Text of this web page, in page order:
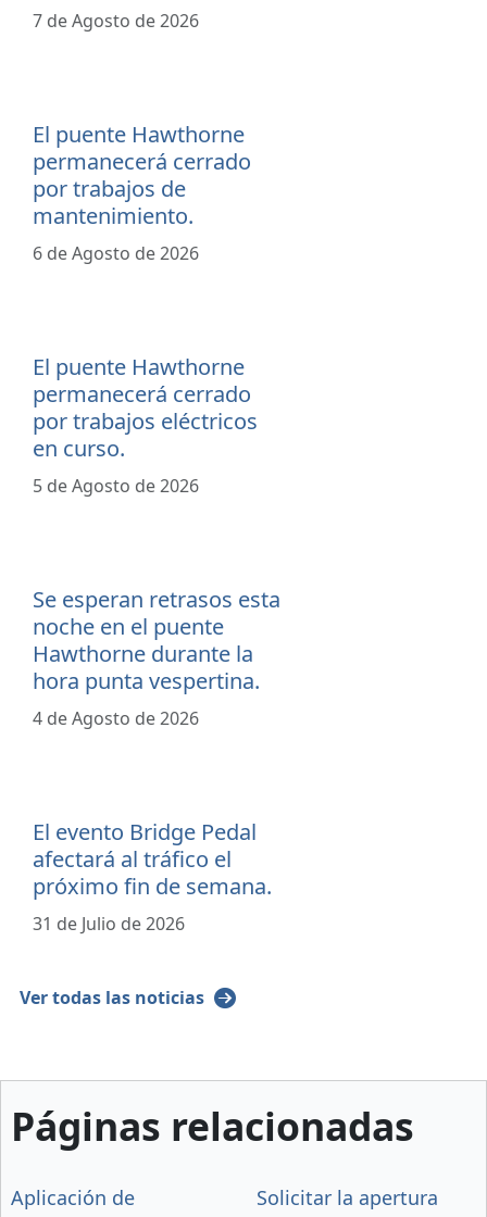
7 de Agosto de 2026
El puente Hawthorne
permanecerá cerrado
por trabajos de
mantenimiento.
6 de Agosto de 2026
El puente Hawthorne
permanecerá cerrado
por trabajos eléctricos
en curso.
5 de Agosto de 2026
Se esperan retrasos esta
noche en el puente
Hawthorne durante la
hora punta vespertina.
4 de Agosto de 2026
El evento Bridge Pedal
afectará al tráfico el
próximo fin de semana.
31 de Julio de 2026
Ver todas las noticias
Páginas relacionadas
Aplicación de
Solicitar la apertura